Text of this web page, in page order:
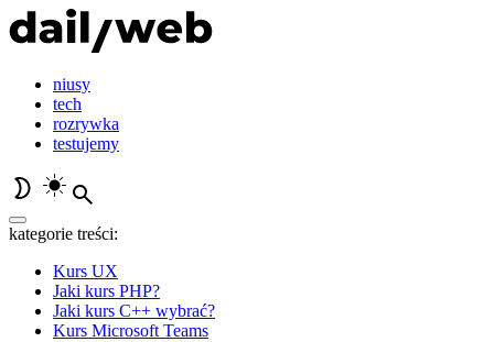
niusy
tech
rozrywka
testujemy
kategorie treści:
Kurs UX
Jaki kurs PHP?
Jaki kurs C++ wybrać?
Kurs Microsoft Teams